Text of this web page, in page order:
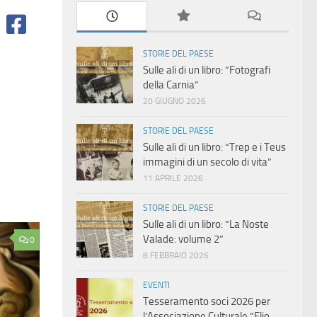
0
STORIE DEL PAESE
Sulle ali di un libro: “Fotografi
della Carnia”
20 GIUGNO 2026
STORIE DEL PAESE
Sulle ali di un libro: “Trep e i Teus
immagini di un secolo di vita”
11 APRILE 2026
STORIE DEL PAESE
Sulle ali di un libro: “La Noste
Valade: volume 2”
8 FEBBRAIO 2026
EVENTI
Tesseramento soci 2026 per